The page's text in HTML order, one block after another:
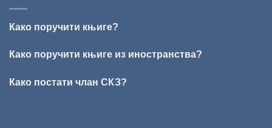
„Милован
поезију
Како поручити књиге?
Како поручити књиге из иностранства?
Како постати члан СКЗ?